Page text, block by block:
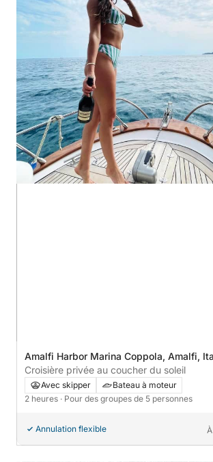
Amalfi Harbor Marina Coppola, Amalfi,
Croisière privée au coucher du soleil
Avec skipper
Bateau à moteur
2 heures · Pour des groupes de 5 personnes
Annulation flexible